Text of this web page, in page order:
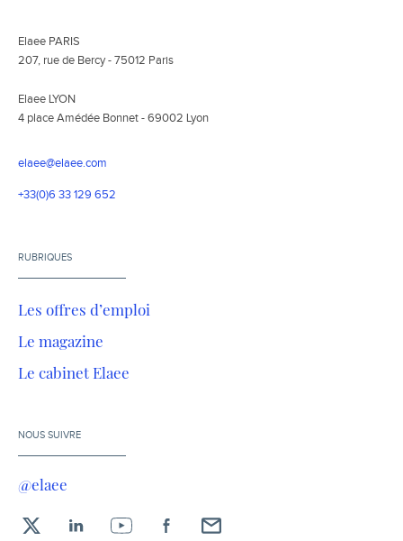
Elaee PARIS
207, rue de Bercy - 75012 Paris
Elaee LYON
4 place Amédée Bonnet - 69002 Lyon
elaee@elaee.com
+33(0)6 33 129 652
RUBRIQUES
Les offres d’emploi
Le magazine
Le cabinet Elaee
NOUS SUIVRE
@elaee